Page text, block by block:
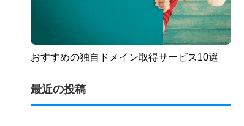
おすすめの独自ドメイン取得サービス10選
最近の投稿